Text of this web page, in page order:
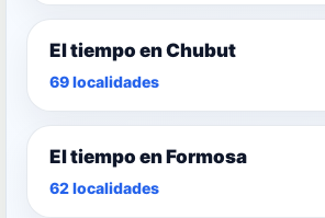
El tiempo en Chubut
69 localidades
El tiempo en Formosa
62 localidades